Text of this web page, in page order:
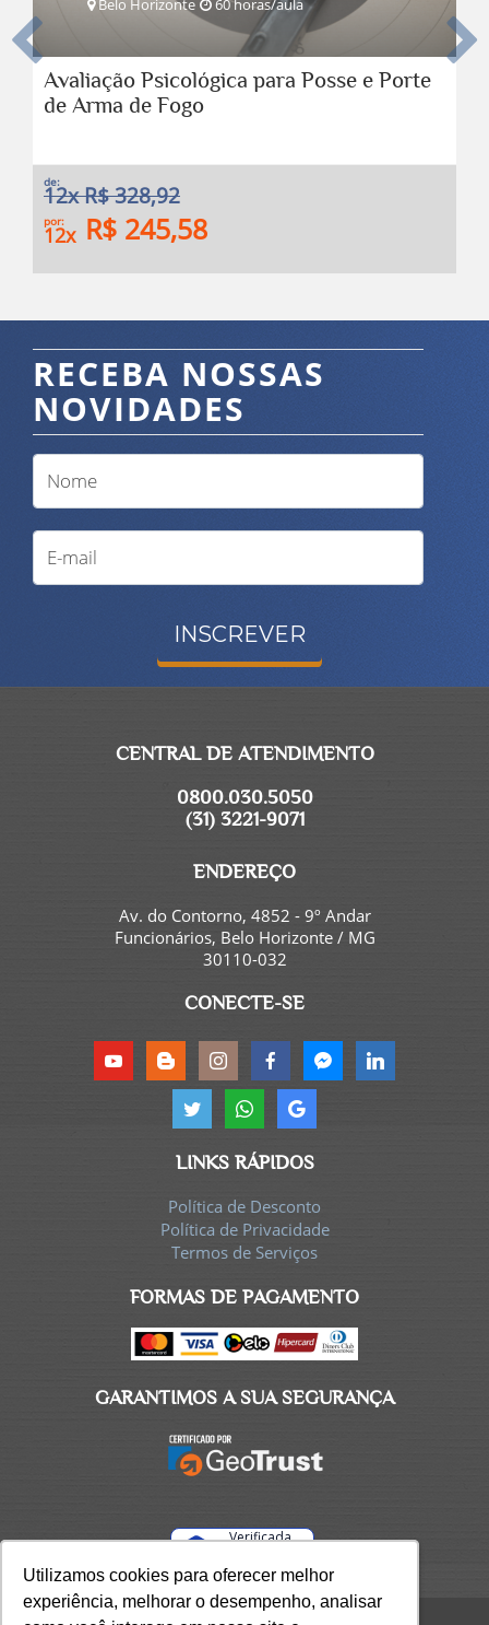
Utilizamos cookies para oferecer melhor
experiência, melhorar o desempenho, analisar
Utilizamos cookies para oferecer melhor
experiência, melhorar o desempenho, analisar
Belo Horizonte
60 horas/aula
Avaliação Psicológica para Posse e Porte
de Arma de Fogo
de:
12x R$ 328,92
por:
12x R$ 245,58
Anterior
RECEBA NOSSAS
NOVIDADES
INSCREVER
CENTRAL DE ATENDIMENTO
0800.030.5050
(31) 3221-9071
ENDEREÇO
Av. do Contorno, 4852 - 9º Andar
Funcionários, Belo Horizonte / MG
30110-032
CONECTE-SE
LINKS RÁPIDOS
Política de Desconto
Política de Privacidade
Termos de Serviços
FORMAS DE PAGAMENTO
GARANTIMOS A SUA SEGURANÇA
Verificada